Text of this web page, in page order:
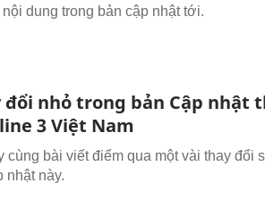
dung trong bản cập nhật tới.
nhỏ trong bản Cập nhật
3 Việt Nam
cùng bài viết điểm qua một vài thay đổi
nhật này.